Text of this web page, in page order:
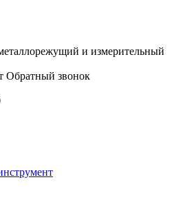
и измерительный
Обратный звонок